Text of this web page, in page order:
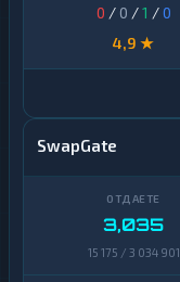
0 / 0 /1 /0
4,9 ★
SwapGate
3,035
15 175 / 3 034 901